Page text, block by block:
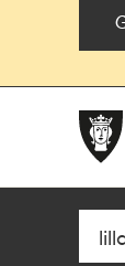
navigationen
Sök